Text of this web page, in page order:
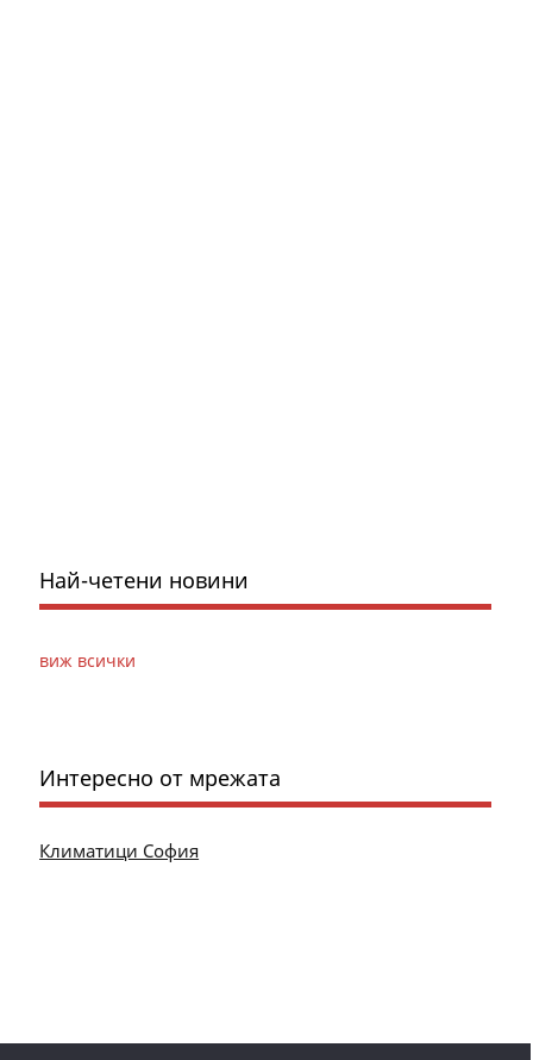
Най-четени новини
виж всички
Интересно от мрежата
Климатици София